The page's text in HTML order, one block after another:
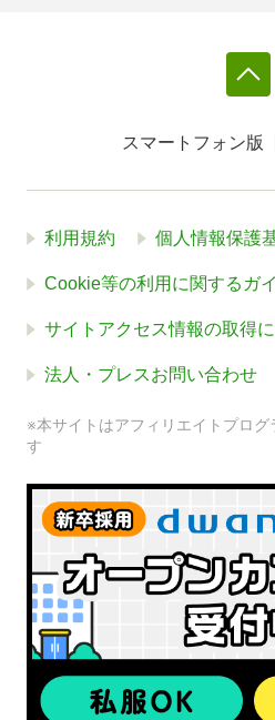
スマートフォン版
利用規約 個人情報保護
Cookie等の利用に関するガ
サイトアクセス情報の取得
法人・プレスお問い合わせ
※本サイトはアフィリエイトプログ
す